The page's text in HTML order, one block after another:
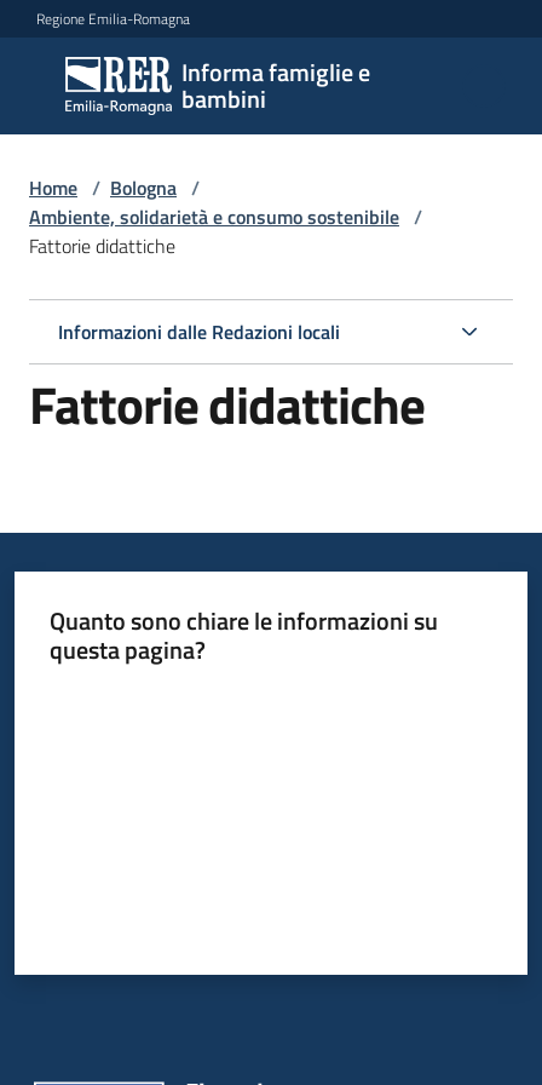
Vai al contenuto
Vai alla navigazione
Vai al footer
Regione Emilia-Romagna
Informa famiglie e
bambini
Informa
famiglie
e
bambini
famiglie
Informazioni
locali
Home / Bologna /
Ambiente, solidarietà e consumo sostenibile /
Fattorie didattiche
Informazioni dalle Redazioni locali
Fattorie didattiche
Quanto sono chiare le informazioni su
questa pagina?